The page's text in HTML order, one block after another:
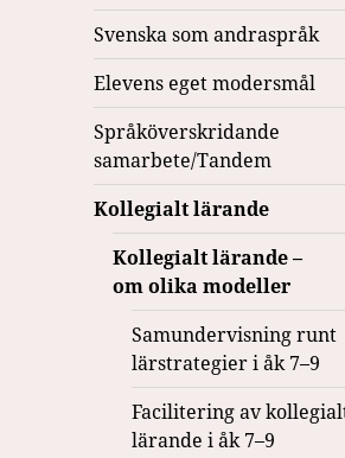
Svenska som andraspråk
Elevens eget modersmål
Språköverskridande
samarbete/Tandem
Kollegialt lärande
Kollegialt lärande –
om olika modeller
Samundervisning runt
lärstrategier i åk 7–9
Facilitering av
lärande i åk 7–9